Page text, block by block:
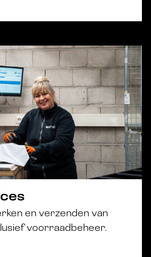
en verzenden van
voorraadbeheer.